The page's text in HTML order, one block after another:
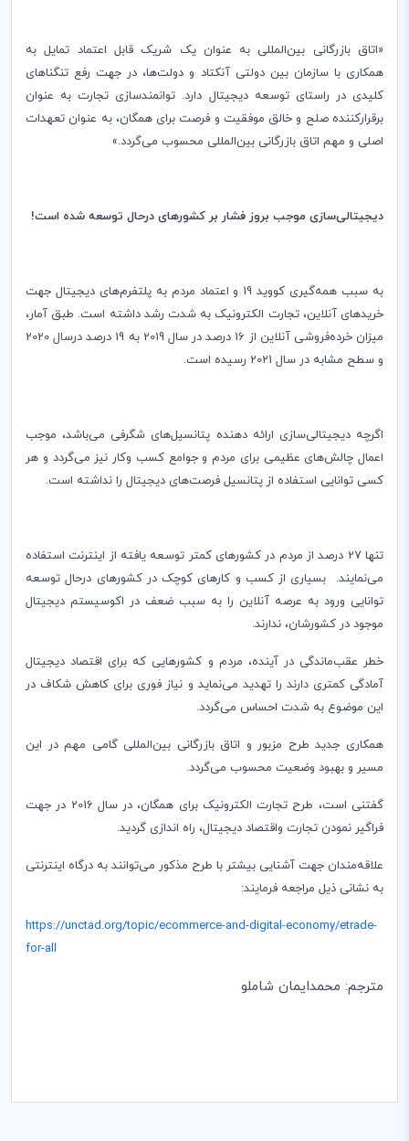
«اتاق بازرگانی بین‌المللی به عنوان یک شریک قابل اعتماد تمایل به
همکاری با سازمان بین دولتی آنکتاد و دولت‌ها، در جهت رفع تنگناهای
کلیدی در راستای توسعه دیجیتال دارد. توانمندسازی تجارت به عنوان
برقرارکننده صلح و خالق موفقیت و فرصت برای همگان، به عنوان تعهدات
اصلی و مهم اتاق بازرگانی بین‌المللی محسوب می‌گردد.»
دیجیتالیسازی موجب بروز فشار بر کشورهای درحال توسعه شده است!
به سبب همه
گیری کووید 19 و اعتماد مردم به پلتفرم‌های دیجیتال جهت
خرید‌های آنلاین، تجارت الکترونیک به شدت رشد داشته است. طبق آمار،
میزان خرده‌فروشی آنلاین از 16 درصد در سال 2019 به 19 درصد درسال 2020
و سطح مشابه در سال 2021 رسیده است.
اگرچه دیجیتالی‌سازی ارائه دهنده پتانسیل‌های شگرفی می‌باشد، موجب
اعمال چالش‌های عظیمی برای مردم و جوامع کسب وکار نیز میگردد و هر
کسی توانایی استفاده از پتانسیل فرصتهای دیجیتال را نداشته است.
تنها 27 درصد از مردم در کشورهای کمتر توسعه یافته از اینترنت استفاده
می‌نمایند. بسیاری از کسب و کارهای کوچک در کشورهای درحال توسعه
توانایی ورود به عرصه آنلاین را به سبب ضعف در اکوسیستم دیجیتال
موجود در کشورشان، ندارند.
خطر عقب‌ماندگی در آینده، مردم و کشورهایی که برای اقتصاد دیجیتال
آمادگی کمتری دارند را تهدید می‌نماید و نیاز فوری برای کاهش شکاف در
این موضوع به شدت احساس می‌گردد.
همکاری جدید طرح مزبور و اتاق بازرگانی بینالمللی گامی مهم در این
مسیر و بهبود وضعیت محسوب می‌گردد.
گفتنی است، طرح تجارت الکترونیک برای همگان، در سال 2016 در جهت
فراگیر نمودن تجارت واقتصاد‌ دیجیتال، راه اندازی گردید.
علاقه‌مندان جهت آشنایی بیشتر با طرح مذکور می‌توانند به درگاه اینترنتی
به نشانی ذیل مراجعه فرمایند:
https://unctad.org/topic/ecommerce-and-digital-economy/etrade-
for-all
مترجم: محمدایمان شاملو